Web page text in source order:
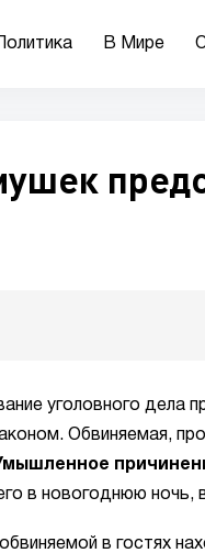
Политика В Мире
уголовного дела
Обвиняемая,
в новогоднюю ночь,
в гостях